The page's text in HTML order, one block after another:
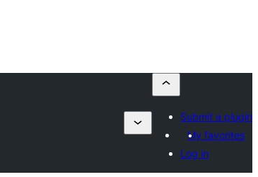
Submit a plugin
My favorites
Log in